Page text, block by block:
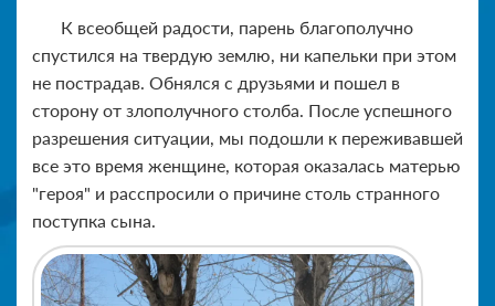
К всеобщей радости, парень благополучно
спустился на твердую землю, ни капельки при этом
не пострадав. Обнялся с друзьями и пошел в
сторону от злополучного столба. После успешного
разрешения ситуации, мы подошли к переживавшей
все это время женщине, которая оказалась матерью
"героя" и расспросили о причине столь странного
поступка сына.